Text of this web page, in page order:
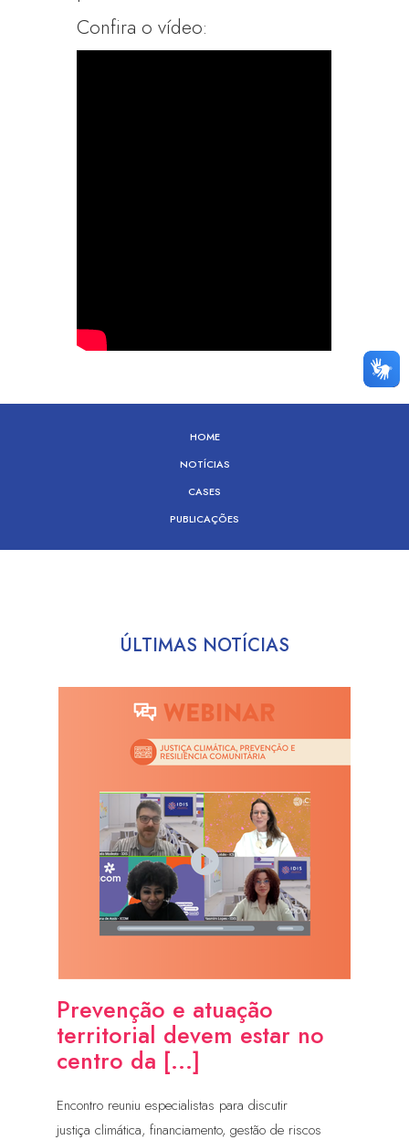
Confira o vídeo:
HOME
NOTÍCIAS
CASES
PUBLICAÇÕES
ÚLTIMAS NOTÍCIAS
Prevenção e atuação
territorial devem estar no
centro da [...]
Encontro reuniu especialistas para discutir
justiça climática, financiamento, gestão de riscos